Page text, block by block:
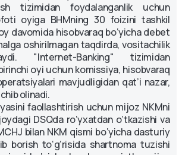
tizimidan foydalanganlik uchun
oyiga BHMning 30 foizini tashkil
davomida hisobvaraq bo‘yicha debet
oshirilmagan taqdirda, vositachilik
"Internet-Banking" tizimidan
oyi uchun komissiya, hisobvaraq
mavjudligidan qat’i nazar,
olinadi.
faollashtirish uchun mijoz NKMni
DSQda ro‘yxatdan o‘tkazishi va
bilan NKM qismi bo‘yicha dasturiy
borish to‘g‘risida shartnoma tuzishi